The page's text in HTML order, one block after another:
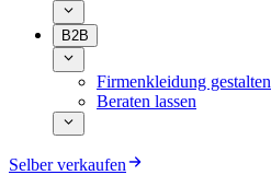
B2B
Firmenkleidung gestalten
Beraten lassen
Selber verkaufen